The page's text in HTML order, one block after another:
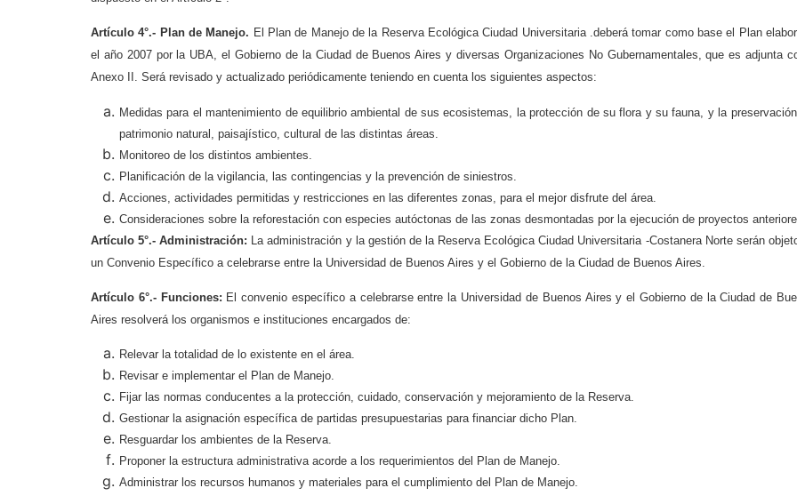
Artículo 4°.- Plan de Manejo. El Plan de Manejo de la Reserva Ecológica Ciudad Universitaria .deberá tomar como base el Plan
el año 2007 por la UBA, el Gobierno de la Ciudad de Buenos Aires y diversas Organizaciones No Gubernamentales, que es adjunta
Anexo II. Será revisado y actualizado periódicamente teniendo en cuenta los siguientes aspectos:
Medidas para el mantenimiento de equilibrio ambiental de sus ecosistemas, la protección de su flora y su fauna, y la
patrimonio natural, paisajístico, cultural de las distintas áreas.
Monitoreo de los distintos ambientes.
Planificación de la vigilancia, las contingencias y la prevención de siniestros.
Acciones, actividades permitidas y restricciones en las diferentes zonas, para el mejor disfrute del área.
Consideraciones sobre la reforestación con especies autóctonas de las zonas desmontadas por la ejecución de proyectos
Artículo 5°.- Administración: La administración y la gestión de la Reserva Ecológica Ciudad Universitaria -Costanera Norte serán
un Convenio Específico a celebrarse entre la Universidad de Buenos Aires y el Gobierno de la Ciudad de Buenos Aires.
Artículo 6°.- Funciones: El convenio específico a celebrarse entre la Universidad de Buenos Aires y el Gobierno de la Ciudad de
Aires resolverá los organismos e instituciones encargados de:
Relevar la totalidad de lo existente en el área.
Revisar e implementar el Plan de Manejo.
Fijar las normas conducentes a la protección, cuidado, conservación y mejoramiento de la Reserva.
Gestionar la asignación específica de partidas presupuestarias para financiar dicho Plan.
Resguardar los ambientes de la Reserva.
Proponer la estructura administrativa acorde a los requerimientos del Plan de Manejo.
Administrar los recursos humanos y materiales para el cumplimiento del Plan de Manejo.